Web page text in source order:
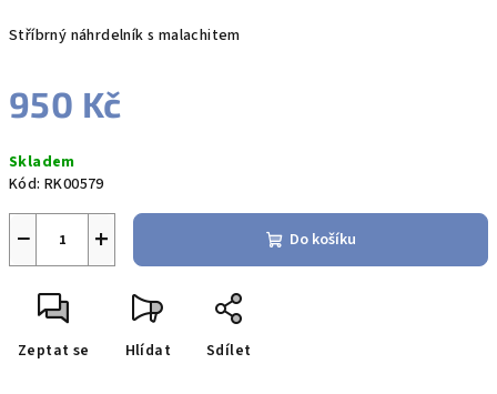
Stříbrný náhrdelník s malachitem
950 Kč
cena:
Skladem
Kód: RK00579
+
− Do košíku
Zeptat se Hlídat Sdílet